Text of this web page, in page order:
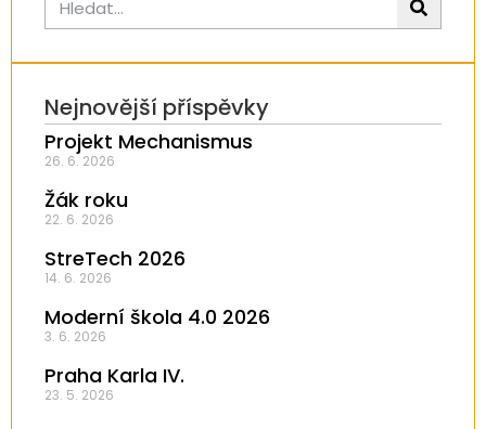
Nejnovější příspěvky
Projekt Mechanismus
26. 6. 2026
Žák roku
22. 6. 2026
StreTech 2026
14. 6. 2026
Moderní škola 4.0 2026
3. 6. 2026
Praha Karla IV.
23. 5. 2026